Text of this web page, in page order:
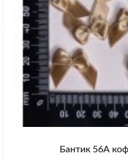
Бантик 56А